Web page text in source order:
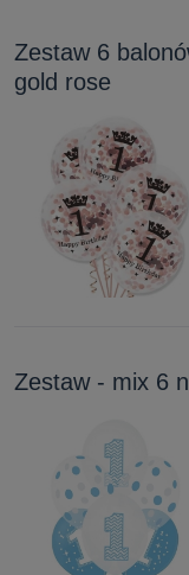
Zestaw 6
gold rose
Zestaw - mix 6